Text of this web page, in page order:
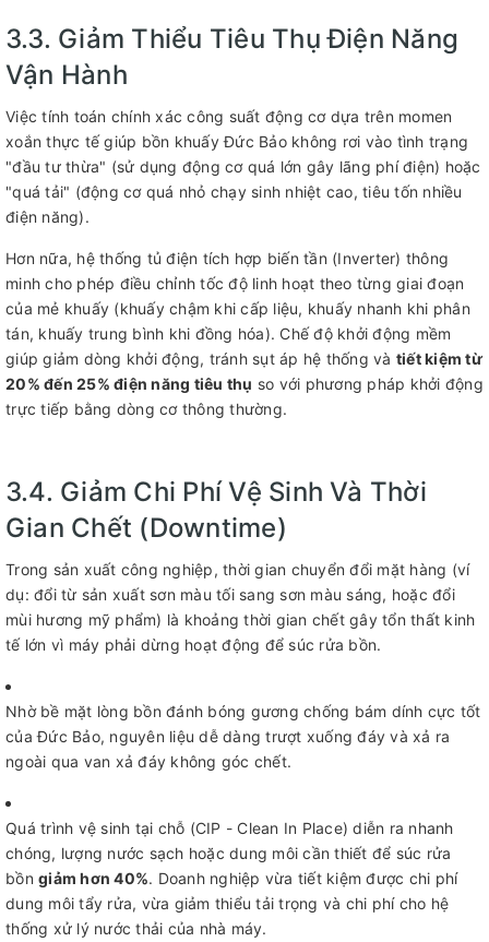
3.3. Giảm Thiểu Tiêu Thụ Điện Năng
Vận Hành
Việc tính toán chính xác công suất động cơ dựa trên momen
xoắn thực tế giúp bồn khuấy Đức Bảo không rơi vào tình trạng
"đầu tư thừa" (sử dụng động cơ quá lớn gây lãng phí điện) hoặc
"quá tải" (động cơ quá nhỏ chạy sinh nhiệt cao, tiêu tốn nhiều
điện năng).
Hơn nữa, hệ thống tủ điện tích hợp biến tần (Inverter) thông
minh cho phép điều chỉnh tốc độ linh hoạt theo từng giai đoạn
của mẻ khuấy (khuấy chậm khi cấp liệu, khuấy nhanh khi phân
tán, khuấy trung bình khi đồng hóa). Chế độ khởi động mềm
giúp giảm dòng khởi động, tránh sụt áp hệ thống và tiết kiệm từ
20% đến 25% điện năng tiêu thụ so với phương pháp khởi động
trực tiếp bằng dòng cơ thông thường.
3.4. Giảm Chi Phí Vệ Sinh Và Thời
Gian Chết (Downtime)
Trong sản xuất công nghiệp, thời gian chuyển đổi mặt hàng (ví
dụ: đổi từ sản xuất sơn màu tối sang sơn màu sáng, hoặc đổi
mùi hương mỹ phẩm) là khoảng thời gian chết gây tổn thất kinh
tế lớn vì máy phải dừng hoạt động để súc rửa bồn.
Nhờ bề mặt lòng bồn đánh bóng gương chống bám dính cực tốt
của Đức Bảo, nguyên liệu dễ dàng trượt xuống đáy và xả ra
ngoài qua van xả đáy không góc chết.
Quá trình vệ sinh tại chỗ (CIP - Clean In Place) diễn ra nhanh
chóng, lượng nước sạch hoặc dung môi cần thiết để súc rửa
bồn giảm hơn 40%. Doanh nghiệp vừa tiết kiệm được chi phí
dung môi tẩy rửa, vừa giảm thiểu tải trọng và chi phí cho hệ
thống xử lý nước thải của nhà máy.